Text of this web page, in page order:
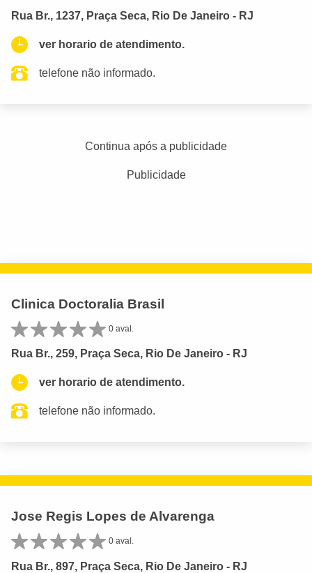
Rua Br., 1237, Praça Seca, Rio De Janeiro - RJ
ver horario de atendimento.
telefone não informado.
Continua após a publicidade
Publicidade
Clinica Doctoralia Brasil
0 aval.
Rua Br., 259, Praça Seca, Rio De Janeiro - RJ
ver horario de atendimento.
telefone não informado.
Jose Regis Lopes de Alvarenga
0 aval.
Rua Br., 897, Praça Seca, Rio De Janeiro - RJ